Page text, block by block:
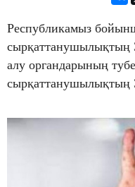
Республикамыз
сырқаттанушылықтың
алу органдарының
сырқаттанушылықтың